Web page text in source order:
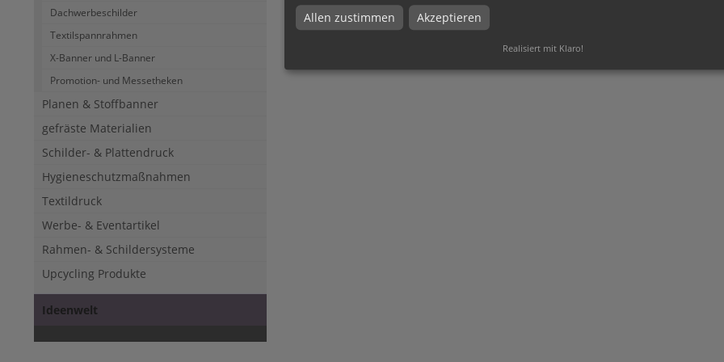
Dachwerbeschilder
Textilspannrahmen
X-Banner und L-Banner
Promotion- und Messetheken
Planen & Stoffbanner
gefräste Materialien
Schilder- & Plattendruck
Hygieneschutzmaßnahmen
Textildruck
Werbe- & Eventartikel
Rahmen- & Schildersysteme
Upcycling Produkte
Ideenwelt
Allen zustimmen Akzeptieren
Realisiert mit Klaro!